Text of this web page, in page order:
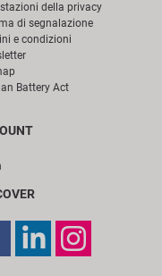
della privacy
di segnalazione
e condizioni
Battery Act